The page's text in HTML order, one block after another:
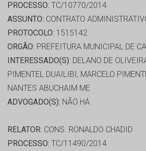
PROCESSO: TC/10770/2014
ASSUNTO: CONTRATO
PROTOCOLO: 1515142
ORGÃO: PREFEITURA MUNICIPAL DE
INTERESSADO(S): DELANO DE
PIMENTEL DUAILIBI, MARCELO
NANTES ABUCHAIM ME
ADVOGADO(S): NÃO HÁ
RELATOR: CONS. RONALDO CHADID
PROCESSO: TC/11490/2014